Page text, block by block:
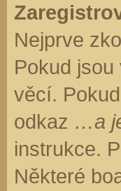
Nejprve
Pokud
věcí.
odkaz …a
instrukce.
Některé